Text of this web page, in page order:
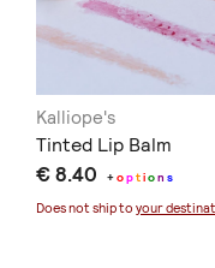
Kalliope's
Τinted Lip Balm
€ 8.40 +option s
Does not ship to your